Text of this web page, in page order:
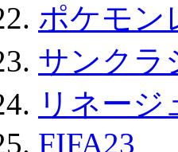
ポケモン
サンクラ
リネー
FIFA23